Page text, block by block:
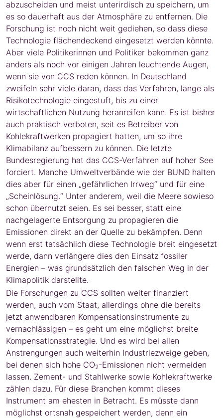
abzuscheiden und meist unterirdisch zu speichern, um
es so dauerhaft aus der Atmosphäre zu entfernen. Die
Forschung ist noch nicht weit gediehen, so dass diese
Technologie flächendeckend eingesetzt werden könnte.
Aber viele Politikerinnen und Politiker bekommen ganz
anders als noch vor einigen Jahren leuchtende Augen,
wenn sie von CCS reden können. In Deutschland
zweifeln sehr viele daran, dass das Verfahren, lange als
Risikotechnologie eingestuft, bis zu einer
wirtschaftlichen Nutzung heranreifen kann. Es ist bisher
auch praktisch verboten, seit es Betreiber von
Kohlekraftwerken propagiert hatten, um so ihre
Klimabilanz aufbessern zu können. Die letzte
Bundesregierung hat das CCS-Verfahren auf hoher See
forciert. Manche Umweltverbände wie der BUND halten
dies aber für einen „gefährlichen Irrweg“ und für eine
„Scheinlösung.“ Unter anderem, weil die Meere sowieso
schon übernutzt seien. Es sei besser, statt eine
nachgelagerte Entsorgung zu propagieren die
Emissionen direkt an der Quelle zu bekämpfen. Denn
wenn erst tatsächlich diese Technologie breit eingesetzt
werde, dann verlängere dies den Einsatz fossiler
Energien – was grundsätzlich den falschen Weg in der
Klimapolitik darstellte.
Die Forschungen zu CCS sollten weiter finanziert
werden, auch vom Staat, allerdings ohne die bereits
jetzt anwendbaren Kompensationsinstrumente zu
vernachlässigen – es geht um eine möglichst breite
Kompensationsstrategie. Und es wird bei allen
Anstrengungen auch weiterhin Industriezweige geben,
bei denen sich hohe CO2-Emissionen nicht vermeiden
lassen. Zement- und Stahlwerke sowie Kohlekraftwerke
zählen dazu. Für diese Branchen kommt dieses
Instrument am ehesten in Betracht. Es müsste dann
möglichst ortsnah gespeichert werden, denn ein